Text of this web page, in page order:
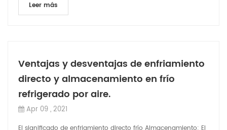
Leer más
Ventajas y desventajas de enfriamiento
directo y almacenamiento en frío
refrigerado por aire.
Apr 09 , 2021